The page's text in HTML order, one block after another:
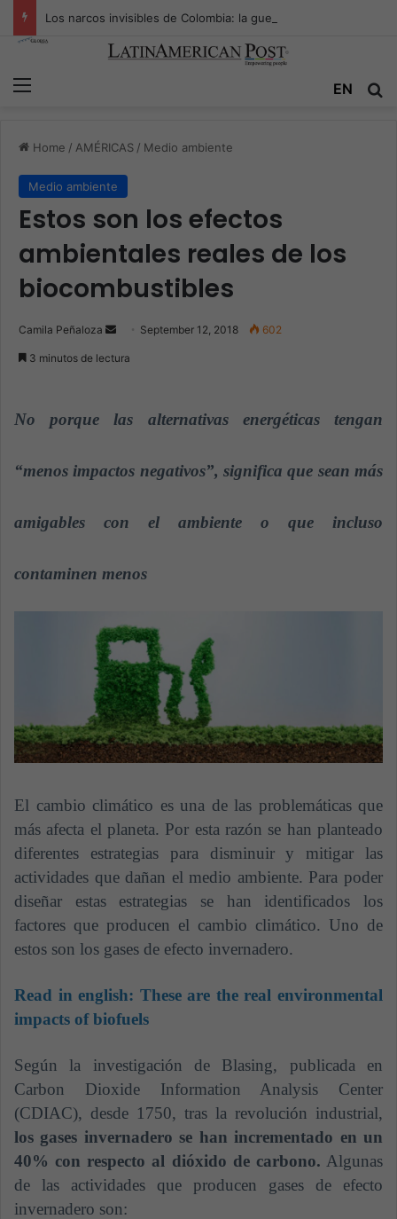
EN
Home / AMÉRICAS / Medio ambiente
Medio ambiente
Estos son los efectos
ambientales reales de los
biocombustibles
Camila Peñaloza
a
m
i
September 12, 2018 602
3 minutos de lectura
No porque las alternativas energéticas tengan
“menos impactos negativos”, significa que sean más
amigables con el ambiente o que incluso
contaminen menos
El cambio climático es una de las problemáticas que
más afecta el planeta. Por esta razón se han planteado
diferentes estrategias para disminuir y mitigar las
actividades que dañan el medio ambiente. Para poder
diseñar estas estrategias se han identificados los
factores que producen el cambio climático. Uno de
estos son los gases de efecto invernadero.
Read in english: These are the real environmental
impacts of biofuels
Según la investigación de Blasing, publicada en
Carbon Dioxide Information Analysis Center
(CDIAC), desde 1750, tras la revolución industrial,
los gases invernadero se han incrementado en un
40% con respecto al dióxido de carbono. Algunas
de las actividades que producen gases de efecto
invernadero son: